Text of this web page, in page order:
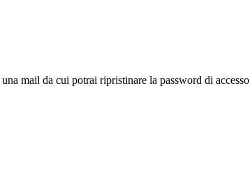
mail da cui potrai ripristinare la password di accesso